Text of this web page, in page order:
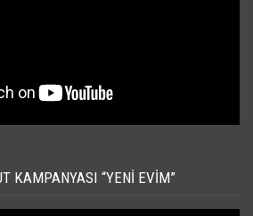
KAMPANYASI “YENI EVIM”